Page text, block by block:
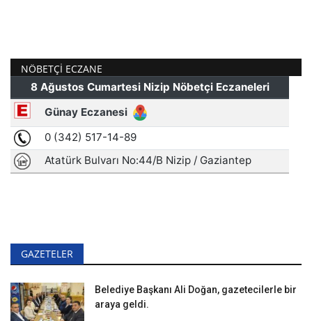
NÖBETÇI ECZANE
GAZETELER
Belediye Başkanı Ali Doğan, gazetecilerle bir
araya geldi.